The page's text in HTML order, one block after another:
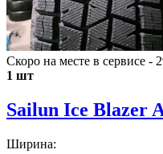
Скоро на месте в сервисе -
1 шт
Sailun Ice Blazer
Ширина: